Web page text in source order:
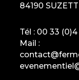
84190
Tél : 00 33
Mail :